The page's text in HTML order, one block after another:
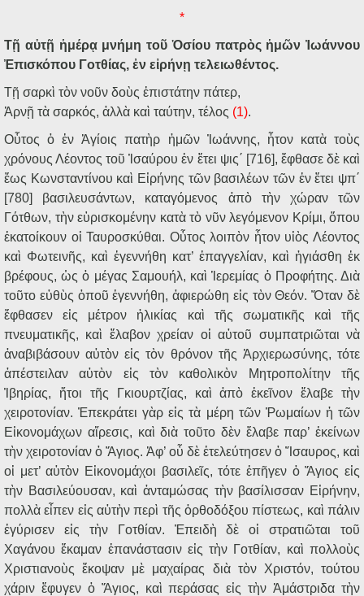
*
Τῇ αὐτῇ ἡμέρᾳ μνήμη τοῦ Ὁσίου πατρὸς ἡμῶν Ἰωάννου
Ἐπισκόπου Γοτθίας, ἐν εἰρήνῃ τελειωθέντος.
Τῇ σαρκὶ τὸν νοῦν δοὺς ἐπιστάτην πάτερ,
Ἀρνῇ τὰ σαρκός, ἀλλὰ καὶ ταύτην, τέλος (1).
Οὗτος ὁ ἐν Ἁγίοις πατὴρ ἡμῶν Ἰωάννης, ἦτον κατὰ τοὺς
χρόνους Λέοντος τοῦ Ἰσαύρου ἐν ἔτει ψις΄ [716], ἔφθασε δὲ καὶ
ἕως Κωνσταντίνου καὶ Εἰρήνης τῶν βασιλέων τῶν ἐν ἔτει ψπ΄
[780] βασιλευσάντων, καταγόμενος ἀπὸ τὴν χώραν τῶν
Γότθων, τὴν εὑρισκομένην κατὰ τὸ νῦν λεγόμενον Κρίμι, ὅπου
ἐκατοίκουν οἱ Ταυροσκύθαι. Οὗτος λοιπὸν ἦτον υἱὸς Λέοντος
καὶ Φωτεινῆς, καὶ ἐγεννήθη κατ’ ἐπαγγελίαν, καὶ ἡγιάσθη ἐκ
βρέφους, ὡς ὁ μέγας Σαμουήλ, καὶ Ἱερεμίας ὁ Προφήτης. Διὰ
τοῦτο εὐθὺς ὁποῦ ἐγεννήθη, ἀφιερώθη εἰς τὸν Θεόν. Ὅταν δὲ
ἔφθασεν εἰς μέτρον ἡλικίας καὶ τῆς σωματικῆς καὶ τῆς
πνευματικῆς, καὶ ἔλαβον χρείαν οἱ αὐτοῦ συμπατριῶται νὰ
ἀναβιβάσουν αὐτὸν εἰς τὸν θρόνον τῆς Ἀρχιερωσύνης, τότε
ἀπέστειλαν αὐτὸν εἰς τὸν καθολικὸν Μητροπολίτην τῆς
Ἰβηρίας, ἤτοι τῆς Γκιουρτζίας, καὶ ἀπὸ ἐκεῖνον ἔλαβε τὴν
χειροτονίαν. Ἐπεκράτει γὰρ εἰς τὰ μέρη τῶν Ῥωμαίων ἡ τῶν
Εἰκονομάχων αἵρεσις, καὶ διὰ τοῦτο δὲν ἔλαβε παρ’ ἐκείνων
τὴν χειροτονίαν ὁ Ἅγιος. Ἀφ’ οὗ δὲ ἐτελεύτησεν ὁ Ἴσαυρος, καὶ
οἱ μετ’ αὐτὸν Εἰκονομάχοι βασιλεῖς, τότε ἐπῆγεν ὁ Ἅγιος εἰς
τὴν Βασιλεύουσαν, καὶ ἀνταμώσας τὴν βασίλισσαν Εἰρήνην,
πολλὰ εἶπεν εἰς αὐτὴν περὶ τῆς ὀρθοδόξου πίστεως, καὶ πάλιν
ἐγύρισεν εἰς τὴν Γοτθίαν. Ἐπειδὴ δὲ οἱ στρατιῶται τοῦ
Χαγάνου ἔκαμαν ἐπανάστασιν εἰς τὴν Γοτθίαν, καὶ πολλοὺς
Χριστιανοὺς ἔκοψαν μὲ μαχαίρας διὰ τὸν Χριστόν, τούτου
χάριν ἔφυγεν ὁ Ἅγιος, καὶ περάσας εἰς τὴν Ἀμάστριδα τὴν